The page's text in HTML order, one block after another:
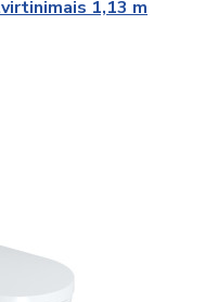
1,13 m